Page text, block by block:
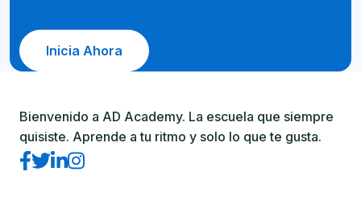
Inicia Ahora
Bienvenido a AD Academy. La escuela que siempre
quisiste. Aprende a tu ritmo y solo lo que te gusta.